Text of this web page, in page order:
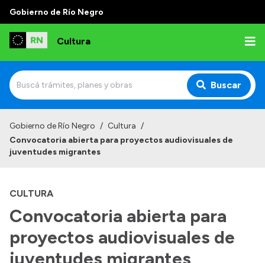
Gobierno de Río Negro
Cultura
Buscar
Institucional
Autoridades
Delegaciones
Normativa
Gobierno de Río Negro / Cultura /
Convocatoria abierta para proyectos audiovisuales de
juventudes migrantes
CULTURA
Convocatoria abierta para
proyectos audiovisuales de
juventudes migrantes